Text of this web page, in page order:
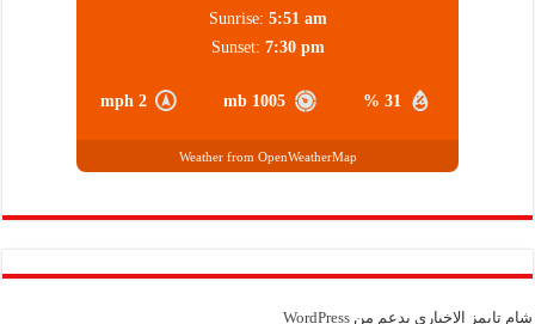
31 %
1005 mb
2 mph
Sunrise: 5:51 am
Sunset: 7:30 pm
Weather from OpenWeatherMap
شام تايمز الإخباري بدعم منWordPress